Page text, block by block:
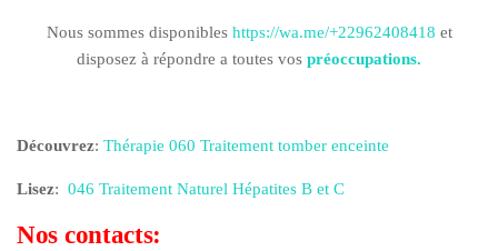
Nous sommes disponibles https://wa.me/+22962408418 et
disposez à répondre a toutes vos préoccupations.
Découvrez: Thérapie 060 Traitement tomber enceinte
Lisez: 046 Traitement Naturel Hépatites B et C
Nos contacts: